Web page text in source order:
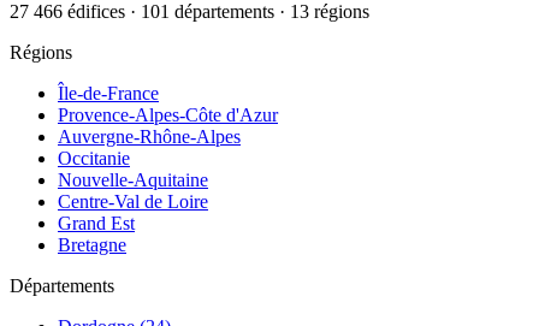
27 466 édifices · 101 départements · 13 régions
Régions
Île-de-France
Provence-Alpes-Côte d'Azur
Auvergne-Rhône-Alpes
Occitanie
Nouvelle-Aquitaine
Centre-Val de Loire
Grand Est
Bretagne
Départements